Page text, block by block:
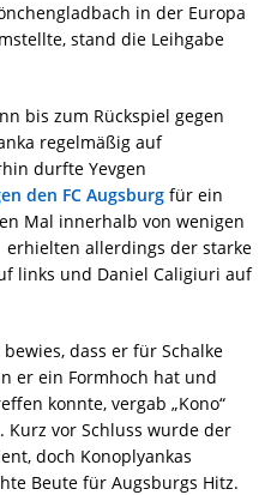
in der Europa
stand die Leihgabe
bis zum Rückspiel gegen
regelmäßig auf
durfte Yevgen
den FC Augsburg für ein
Mal innerhalb von wenigen
erhielten allerdings der starke
links und Daniel Caligiuri auf
dass er für Schalke
er ein Formhoch hat und
konnte, vergab „Kono“
Kurz vor Schluss wurde der
doch Konoplyankas
Beute für Augsburgs Hitz.